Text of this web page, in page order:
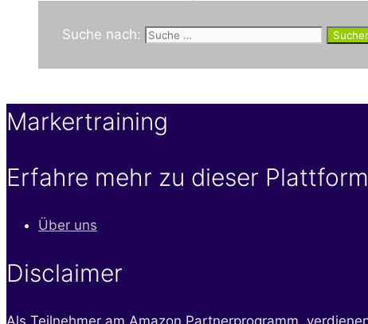
Suche nach:
Markertraining
Erfahre mehr zu dieser Plattform
Über uns
Disclaimer
Als Teilnehmer am Amazon Partnerprogramm,